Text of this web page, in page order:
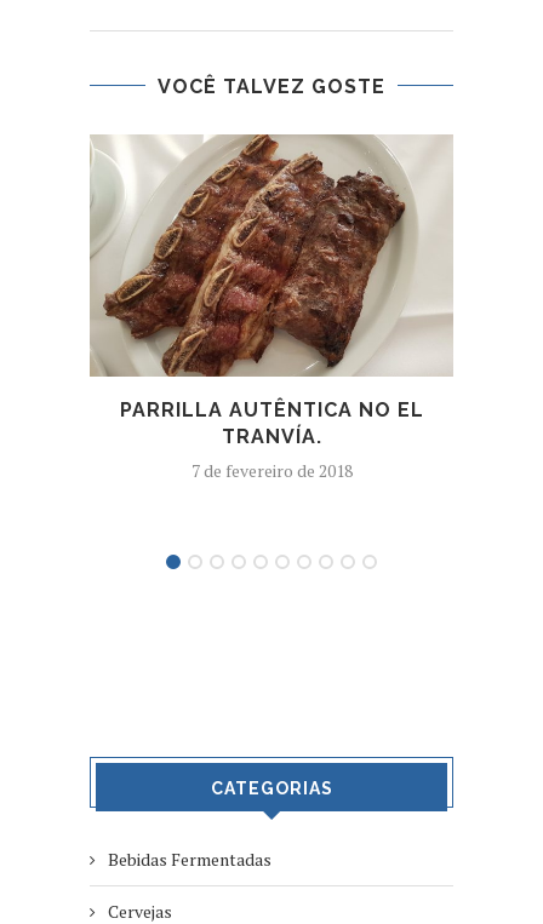
VOCÊ TALVEZ GOSTE
PARRILLA AUTÊNTICA NO EL
TRANVÍA.
7 de fevereiro de 2018
CATEGORIAS
Bebidas Fermentadas
Cervejas